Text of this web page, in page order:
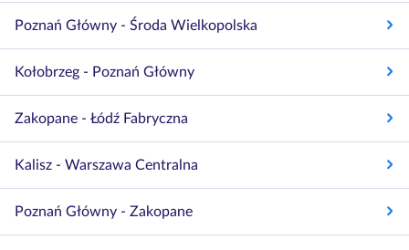
Poznań Główny - Środa Wielkopolska
Kołobrzeg - Poznań Główny
Zakopane - Łódź Fabryczna
Kalisz - Warszawa Centralna
Poznań Główny - Zakopane